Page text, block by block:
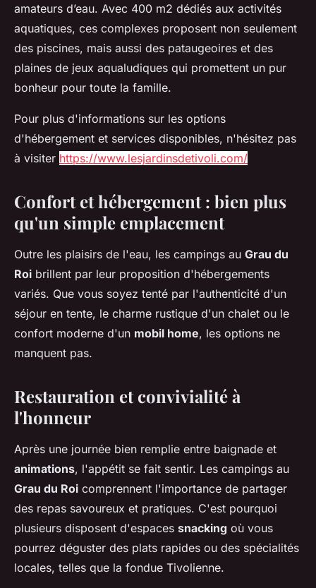
amateurs d’eau. Avec 400 m2 dédiés aux activités
aquatiques, ces complexes proposent non seulement
des piscines, mais aussi des pataugeoires et des
plaines de jeux aqualudiques qui promettent un pur
bonheur pour toute la famille.
Pour plus d'informations sur les options
d'hébergement et services disponibles, n'hésitez pas
à visiter https://www.lesjardinsdetivoli.com/
Confort et hébergement : bien plus
qu'un simple emplacement
Outre les plaisirs de l'eau, les campings au Grau du
Roi brillent par leur proposition d'hébergements
variés. Que vous soyez tenté par l'authenticité d'un
séjour en tente, le charme rustique d'un chalet ou le
confort moderne d'un mobil home, les options ne
manquent pas.
Restauration et convivialité à
l'honneur
Après une journée bien remplie entre baignade et
animations, l'appétit se fait sentir. Les campings au
Grau du Roi comprennent l'importance de partager
des repas savoureux et pratiques. C'est pourquoi
plusieurs disposent d'espaces snacking où vous
pourrez déguster des plats rapides ou des spécialités
locales, telles que la fondue Tivolienne.